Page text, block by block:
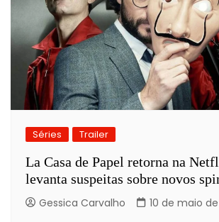
Séries Trailer
La Casa de Papel retorna na
levanta suspeitas sobre novos
Gessica Carvalho 10 de maio